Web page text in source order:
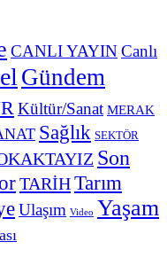
CANLI YAYINCanlı
Gündem
Kültür/Sanat MERAK
Sağlık SEKTÖR
Son
TARİHTarım
Ulaşım Video Yaşam